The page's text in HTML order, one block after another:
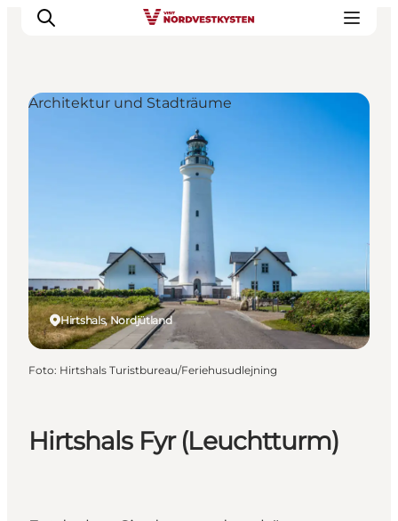
Mach deine Urlaubsplanung
Hirtshals Fyr (Leuchtturm)
Hirtshals, Nordjütland
Architektur und Stadträume
Foto: Hirtshals Turistbureau/Feriehusudlejning